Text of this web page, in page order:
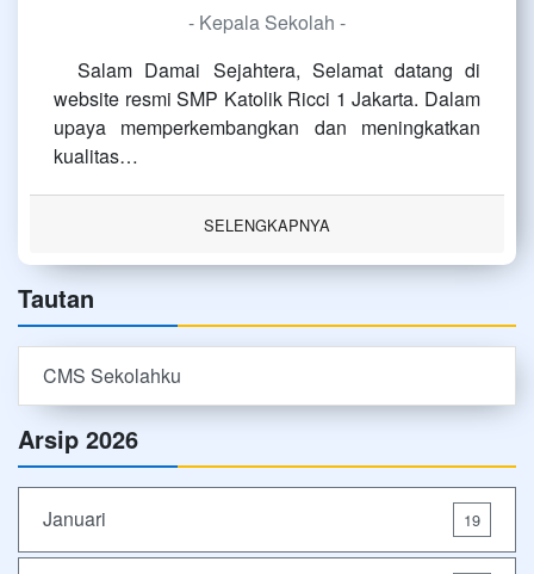
- Kepala Sekolah -
Salam Damai Sejahtera, Selamat datang di
website resmi SMP Katolik Ricci 1 Jakarta. Dalam
upaya memperkembangkan dan meningkatkan
kualitas…
SELENGKAPNYA
Tautan
CMS Sekolahku
Arsip 2026
Januari 19